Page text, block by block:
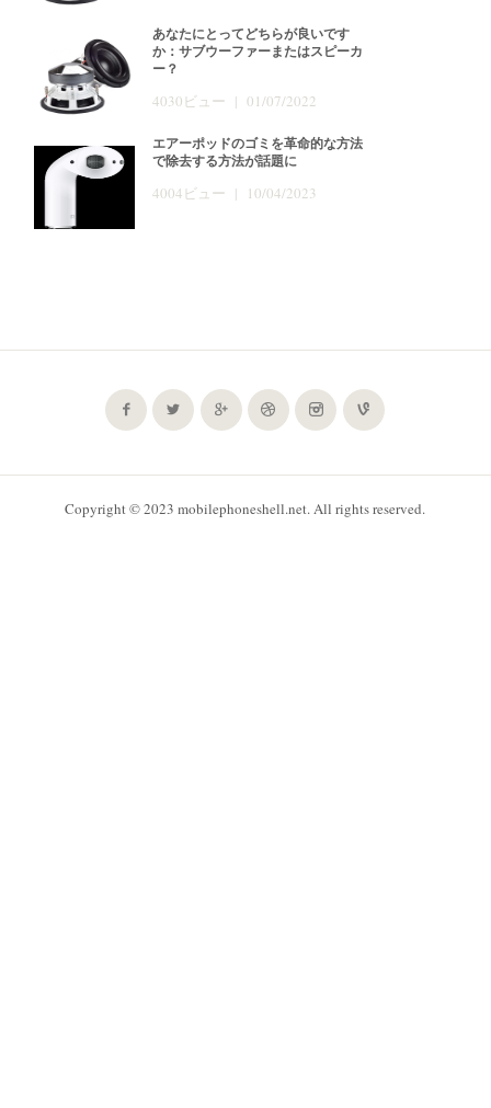
あなたにとってどちらが良いです
か：サブウーファーまたはスピーカ
ー？
4030ビュー | 01/07/2022
エアーポッドのゴミを革命的な方法
で除去する方法が話題に
4004ビュー | 10/04/2023
Copyright © 2023 mobilephoneshell.net. All rights reserved.